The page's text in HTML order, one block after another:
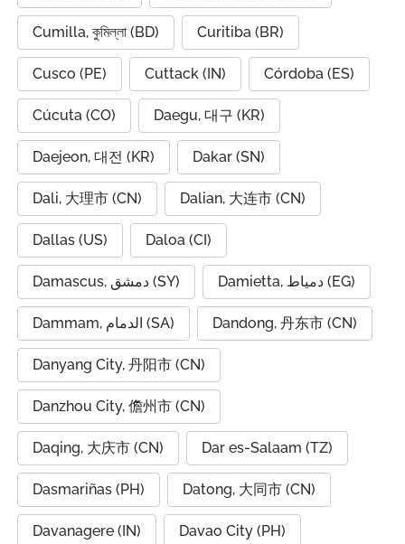
Cumilla, কুমিল্লা (BD) Curitiba (BR)
Cusco (PE) Cuttack (IN) Córdoba (ES)
Cúcuta (CO) Daegu, 대구 (KR)
Daejeon, 대전 (KR) Dakar (SN)
Dali, 大理市 (CN) Dalian, 大连市 (CN)
Dallas (US) Daloa (CI)
Damascus, دمشق (SY) Damietta, دمياط (EG)
Dammam, الدمام (SA) Dandong, 丹东市 (CN)
Danyang City, 丹阳市 (CN)
Danzhou City, 儋州市 (CN)
Daqing, 大庆市 (CN) Dar es-Salaam (TZ)
Dasmariñas (PH) Datong, 大同市 (CN)
Davanagere (IN) Davao City (PH)